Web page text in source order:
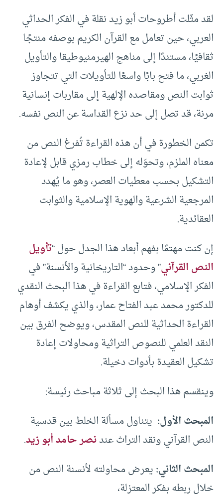
لقد مثّلت أطروحات أبو زيد نقلة في الفكر الحداثي
العربي، حين تعامل مع القرآن الكريم بوصفه منتجًا
ثقافيًا، مستندًا إلى مناهج الهيرمنيوطيقا والتأويل
الغربي، ما فتح بابًا واسعًا للتأويلات التي تتجاوز
ثوابت النص ومقاصده الإلهية إلى مقاربات إنسانية
مرنة، قد تصل إلى حد نزع القداسة عن النص نفسه.
تكمن الخطورة في أن هذه القراءة تُفرغ النص من
معناه الملزم، وتحوّله إلى خطاب رمزي قابل لإعادة
التشكيل بحسب معطيات العصر، وهو ما يُهدد
المرجعية الشرعية والهوية الإسلامية والثوابت
العقائدية.
إن كنت مهتمًا بفهم أبعاد هذا الجدل حول “تأويل
النص القرآني” وحدود “التاريخانية والأنسنة” في
الفكر الإسلامي، فتابع القراءة في هذا البحث النقدي
للدكتور محمد عبد الفتاح عمار، والذي يكشف أوهام
القراءة الحداثية للنص المقدس، ويوضح الفرق بين
النقد العلمي للنصوص التراثية ومحاولات إعادة
تشكيل العقيدة بأدوات دخيلة.
وينقسم هذا البحث إلى ثلاثة مباحث رئيسة:
المبحث الأول: يتناول مسألة الخلط بين قدسية
النص القرآني ونقد التراث عندنصر حامد أبو زيد.
المبحث الثاني:يعرض محاولته لأنسنة النص من
خلال ربطه بفكر المعتزلة،